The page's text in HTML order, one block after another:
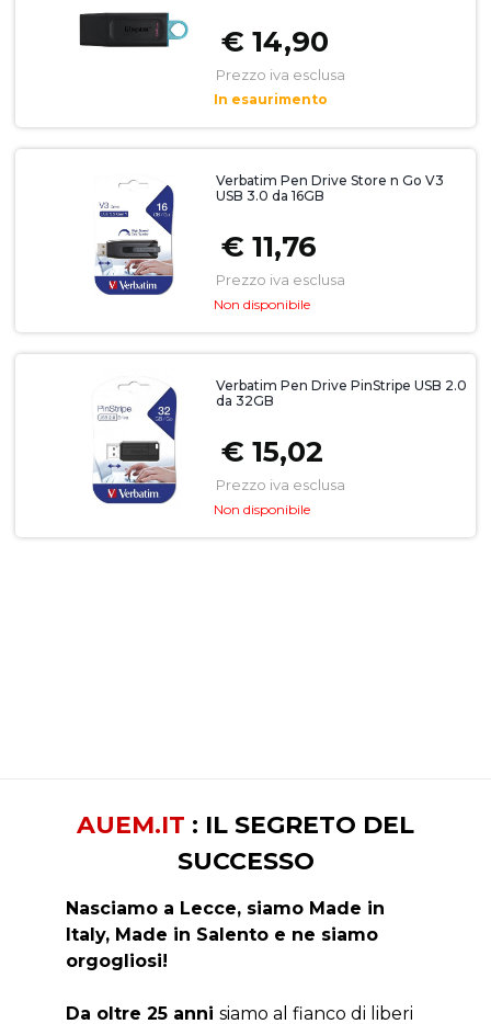
€ 14,90
Prezzo iva esclusa
In esaurimento
Verbatim Pen Drive Store n Go V3
USB 3.0 da 16GB
€ 11,76
Prezzo iva esclusa
Non disponibile
Verbatim Pen Drive PinStripe USB 2.0
da 32GB
€ 15,02
Prezzo iva esclusa
Non disponibile
AUEM.IT : IL SEGRETO DEL
SUCCESSO
Nasciamo a Lecce, siamo Made in
Italy, Made in Salento e ne siamo
orgogliosi!
Da oltre 25 anni siamo al fianco di liberi